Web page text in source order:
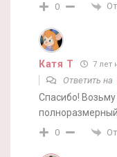
0
Катя Т 7 лет
Ответить на
Спасибо!
0